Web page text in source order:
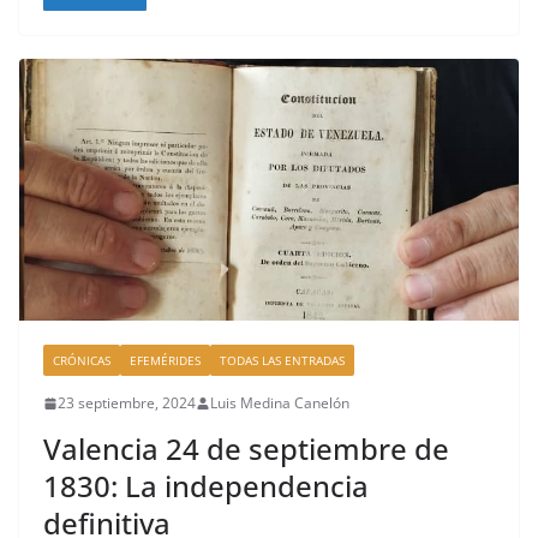
k
b
o
o
k
d
s
ar
tir
CRÓNICAS EFEMÉRIDES TODAS LAS ENTRADAS
23 septiembre, 2024 Luis Medina Canelón
Valencia 24 de septiembre de
1830: La independencia
definitiva